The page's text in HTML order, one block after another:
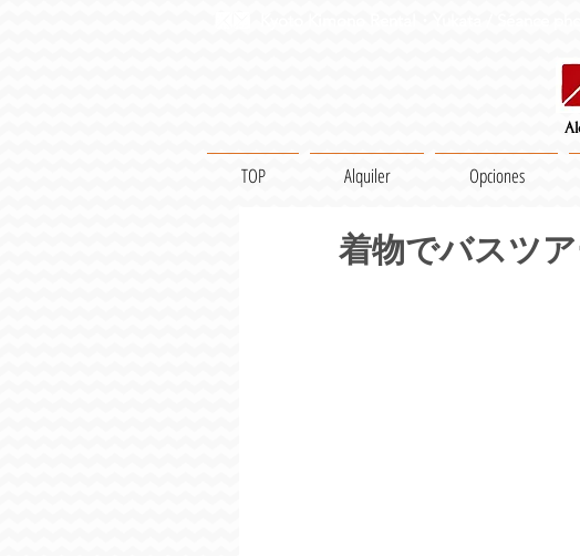
TOP Alquiler Opciones
着物でバスツ